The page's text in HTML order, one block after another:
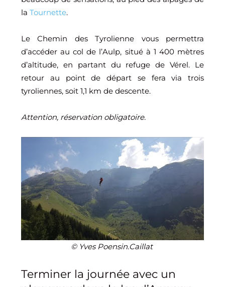
la Tournette.
Le Chemin des Tyrolienne vous permettra
d’accéder au col de l’Aulp, situé à 1 400 mètres
d’altitude, en partant du refuge de Vérel. Le
retour au point de départ se fera via trois
tyroliennes, soit 1,1 km de descente.
Attention, réservation obligatoire.
© Yves Poensin.Caillat
Terminer la journée avec un